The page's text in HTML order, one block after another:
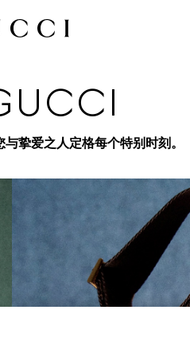
挚爱之人定格每个特别时刻。